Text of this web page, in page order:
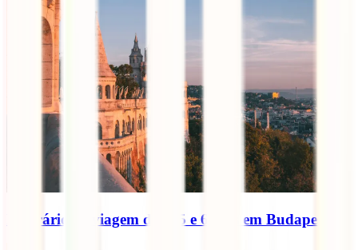
Itinerário de viagem de 4, 5 e 6 dias em Budapeste